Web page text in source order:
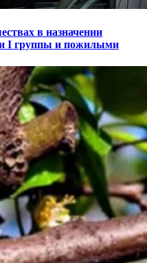
в назначении
I группы и пожилыми